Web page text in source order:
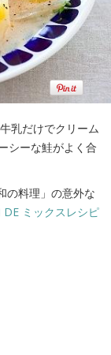
乳だけでクリーム
シーな鮭がよく合
の料理」の意外な
DE ミックスレシピ